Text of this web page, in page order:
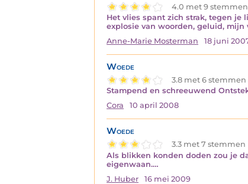
4.0 met 9 stemmen
Het vlies spant zich strak, tegen
explosie van woorden, geluid,
Anne-Marie Mosterman
18 juni
Woede
3.8 met 6 stemmen
Stampend en schreeuwend
Cora
10 april 2008
Woede
3.3 met 7 stemmen
Als blikken konden doden zou je
eigenwaan.…
J. Huber
16 mei 2009